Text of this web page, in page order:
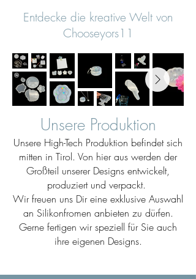
Entdecke die kreative Welt von
Chooseyors11
Unsere Produktion
Unsere High-Tech Produktion befindet sich
mitten in Tirol. Von hier aus werden der
Großteil unserer Designs entwickelt,
produziert und verpackt.
Wir freuen uns Dir eine exklusive Auswahl
an Silikonfromen anbieten zu dürfen.
Gerne fertigen wir speziell für Sie auch
ihre eigenen Designs.